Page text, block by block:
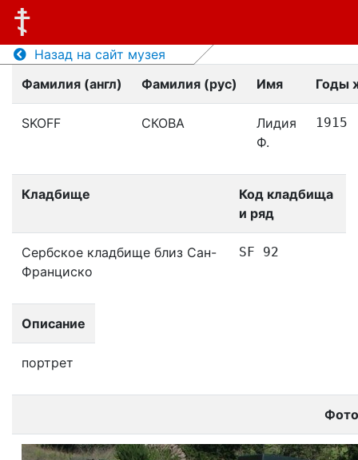
Назад на сайт музея
Фамилия (англ)
Фамилия (рус) Имя Годы
SKOFF СКОВА
Лидия
Ф.
1915
Кладбище
Код кладбища
и ряд
Сербское кладбище близ Сан-
Франциско
SF 92
Описание
портрет
Фото